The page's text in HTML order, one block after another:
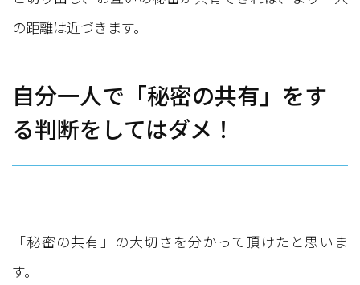
の距離は近づきます。
自分一人で「秘密の共有」をす
る判断をしてはダメ！
「秘密の共有」の大切さを分かって頂けたと思いま
す。